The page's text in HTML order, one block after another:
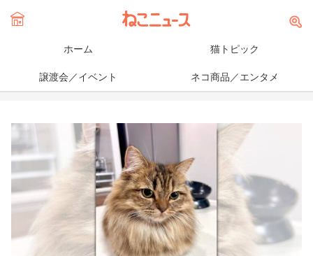
ホーム 猫トピック
譲渡会／イベント ネコ商品／エンタメ